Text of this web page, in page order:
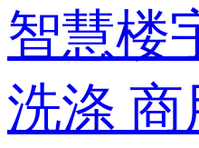
智慧楼
洗涤 商